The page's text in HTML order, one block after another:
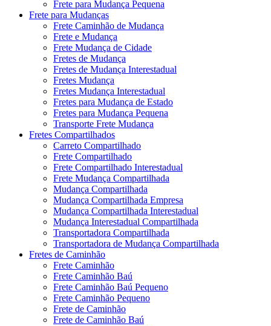
Frete para Mudança Pequena
Frete para Mudanças
Frete Caminhão de Mudança
Frete e Mudança
Frete Mudança de Cidade
Fretes de Mudança
Fretes de Mudança Interestadual
Fretes Mudança
Fretes Mudança Interestadual
Fretes para Mudança de Estado
Fretes para Mudança Pequena
Transporte Frete Mudança
Fretes Compartilhados
Carreto Compartilhado
Frete Compartilhado
Frete Compartilhado Interestadual
Frete Mudança Compartilhada
Mudança Compartilhada
Mudança Compartilhada Empresa
Mudança Compartilhada Interestadual
Mudança Interestadual Compartilhada
Transportadora Compartilhada
Transportadora de Mudança Compartilhada
Fretes de Caminhão
Frete Caminhão
Frete Caminhão Baú
Frete Caminhão Baú Pequeno
Frete Caminhão Pequeno
Frete de Caminhão
Frete de Caminhão Baú